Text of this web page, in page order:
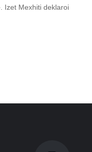
Izet Mexhiti deklaroi